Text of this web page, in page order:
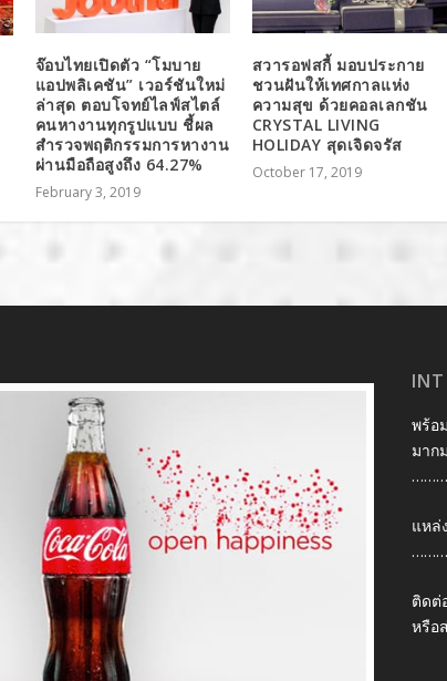
จ๊อบไทยเปิดตัว “โมบาย
แอปพลิเคชัน” เวอร์ชันใหม่
ล่าสุด ตอบโจทย์ไลฟ์สไตล์
คนหางานทุกรูปแบบ ชี้ผล
สำรวจพฤติกรรมการหางาน
ผ่านมือถือสูงถึง 64.27%
February 3, 2019
สวารอฟสกี้ มอบประกาย
ชวนฝันให้เทศกาลแห่ง
ความสุข ด้วยคอลเลกชัน
CRYSTAL LIVING
HOLIDAY สุดเจิดจรัส
October 17, 2019
พร้อ
มาก
แหล่
ติดต่
หรือ